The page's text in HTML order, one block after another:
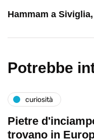
Hammam a
Potrebbe
curiosità
Pietre
trovano in